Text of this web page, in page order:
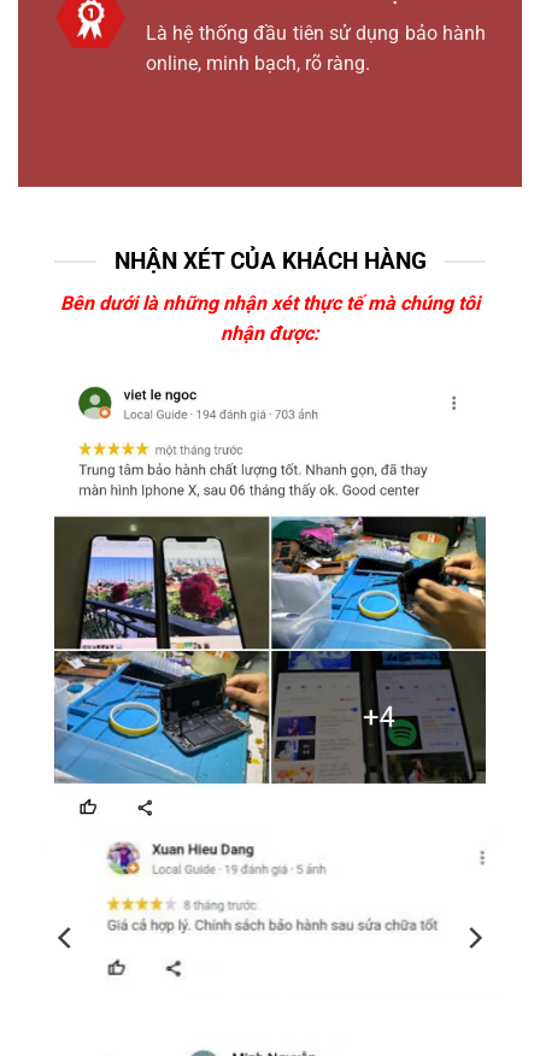
Là hệ thống đầu tiên sử dụng bảo hành
online, minh bạch, rõ ràng.
NHẬN XÉT CỦA KHÁCH HÀNG
Bên dưới là những nhận xét thực tế mà chúng tôi
nhận được: